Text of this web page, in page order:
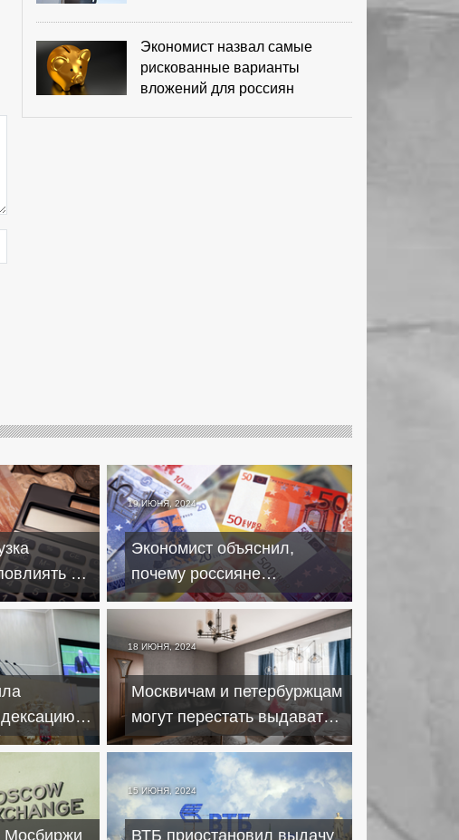
Экономист назвал самые
рискованные варианты
вложений для россиян
на
НДФЛ
19 ИЮНЯ, 2024
Экономист объяснил,
почему россияне
продолжают скупать
доллары и евро
18 ИЮНЯ, 2024
Москвичам и петербуржцам
могут перестать выдавать
льготную IT-ипотеку
Мосбиржи
15 ИЮНЯ, 2024
ВТБ приостановил выдачу